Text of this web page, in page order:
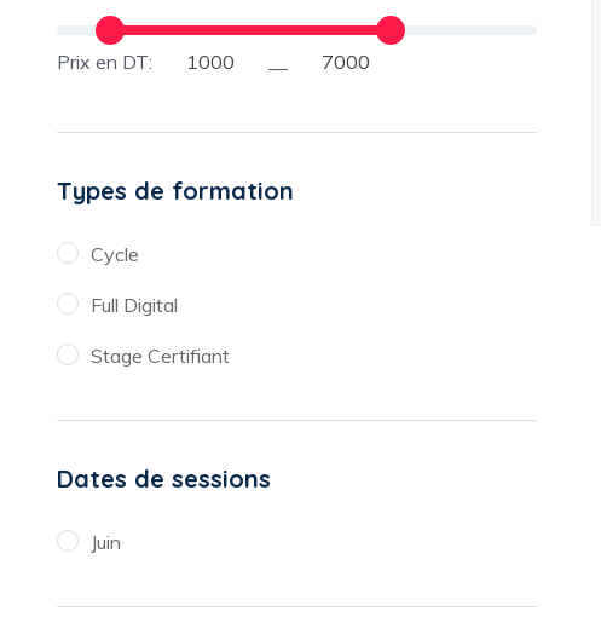
Prix en DT:
Types de formation
Cycle
Full Digital
Stage Certifiant
Dates de sessions
Juin